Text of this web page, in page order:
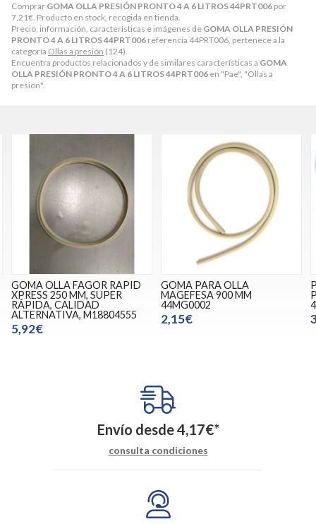
Comprar GOMA OLLA PRESIÓN PRONTO 4 A 6 LITROS 44PRT006 por
7,21€. Producto en stock, recogida en tienda.
Precio, información, características e imágenes de GOMA OLLA PRESIÓN
PRONTO 4 A 6 LITROS 44PRT006 referencia 44PRT006, pertenece a la
categoría Ollas a presión (124).
Encuentra productos relacionados y de similares características a GOMA
OLLA PRESIÓN PRONTO 4 A 6 LITROS 44PRT006 en "Pae", "Ollas a
presión".
GOMA OLLA FAGOR RAPID
XPRESS 250 MM, SUPER
RÁPIDA, CALIDAD
ALTERNATIVA, M18804555
5,92€
GOMA PARA OLLA
MAGEFESA 900 MM
44MG0002
2,15€
Envío desde4,17€*
consulta condiciones